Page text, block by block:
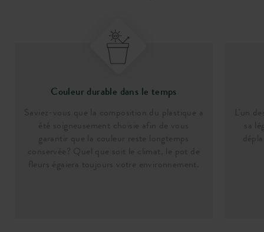
Couleur durable dans le temps
Saviez-vous que la composition du plastique a
été soigneusement choisie afin de vous
garantir que la couleur reste longtemps
conservée? Quel que soit le climat, le pot de
fleurs égaiera toujours votre environnement.
L'un
sa